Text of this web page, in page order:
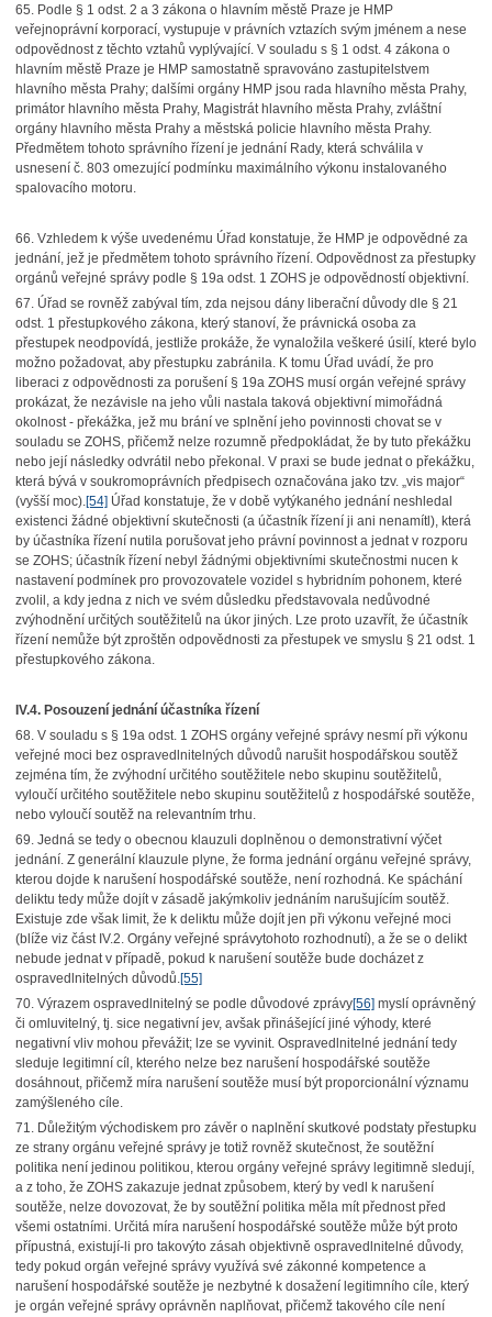
65. Podle § 1 odst. 2 a 3 zákona o hlavním městě Praze je HMP
veřejnoprávní korporací, vystupuje v právních vztazích svým jménem a nese
odpovědnost z těchto vztahů vyplývající. V souladu s § 1 odst. 4 zákona o
hlavním městě Praze je HMP samostatně spravováno zastupitelstvem
hlavního města Prahy; dalšími orgány HMP jsou rada hlavního města Prahy,
primátor hlavního města Prahy, Magistrát hlavního města Prahy, zvláštní
orgány hlavního města Prahy a městská policie hlavního města Prahy.
Předmětem tohoto správního řízení je jednání Rady, která schválila v
usnesení č. 803 omezující podmínku maximálního výkonu instalovaného
spalovacího motoru.
66. Vzhledem k výše uvedenému Úřad konstatuje, že HMP je odpovědné za
jednání, jež je předmětem tohoto správního řízení. Odpovědnost za přestupky
orgánů veřejné správy podle § 19a odst. 1 ZOHS je odpovědností objektivní.
67. Úřad se rovněž zabýval tím, zda nejsou dány liberační důvody dle § 21
odst. 1 přestupkového zákona, který stanoví, že právnická osoba za
přestupek neodpovídá, jestliže prokáže, že vynaložila veškeré úsilí, které bylo
možno požadovat, aby přestupku zabránila. K tomu Úřad uvádí, že pro
liberaci z odpovědnosti za porušení § 19a ZOHS musí orgán veřejné správy
prokázat, že nezávisle na jeho vůli nastala taková objektivní mimořádná
okolnost - překážka, jež mu brání ve splnění jeho povinnosti chovat se v
souladu se ZOHS, přičemž nelze rozumně předpokládat, že by tuto překážku
nebo její následky odvrátil nebo překonal. V praxi se bude jednat o překážku,
která bývá v soukromoprávních předpisech označována jako tzv. „vis major“
(vyšší moc).[54] Úřad konstatuje, že v době vytýkaného jednání neshledal
existenci žádné objektivní skutečnosti (a účastník řízení ji ani nenamítl), která
by účastníka řízení nutila porušovat jeho právní povinnost a jednat v rozporu
se ZOHS; účastník řízení nebyl žádnými objektivními skutečnostmi nucen k
nastavení podmínek pro provozovatele vozidel s hybridním pohonem, které
zvolil, a kdy jedna z nich ve svém důsledku představovala nedůvodné
zvýhodnění určitých soutěžitelů na úkor jiných. Lze proto uzavřít, že účastník
řízení nemůže být zproštěn odpovědnosti za přestupek ve smyslu § 21 odst. 1
přestupkového zákona.
IV.4. Posouzení jednání účastníka řízení
68. V souladu s § 19a odst. 1 ZOHS orgány veřejné správy nesmí při výkonu
veřejné moci bez ospravedlnitelných důvodů narušit hospodářskou soutěž
zejména tím, že zvýhodní určitého soutěžitele nebo skupinu soutěžitelů,
vyloučí určitého soutěžitele nebo skupinu soutěžitelů z hospodářské soutěže,
nebo vyloučí soutěž na relevantním trhu.
69. Jedná se tedy o obecnou klauzuli doplněnou o demonstrativní výčet
jednání. Z generální klauzule plyne, že forma jednání orgánu veřejné správy,
kterou dojde k narušení hospodářské soutěže, není rozhodná. Ke spáchání
deliktu tedy může dojít v zásadě jakýmkoliv jednáním narušujícím soutěž.
Existuje zde však limit, že k deliktu může dojít jen při výkonu veřejné moci
(blíže viz část IV.2. Orgány veřejné správytohoto rozhodnutí), a že se o delikt
nebude jednat v případě, pokud k narušení soutěže bude docházet z
ospravedlnitelných důvodů.[55]
70. Výrazem ospravedlnitelný se podle důvodové zprávy[56] myslí oprávněný
či omluvitelný, tj. sice negativní jev, avšak přinášející jiné výhody, které
negativní vliv mohou převážit; lze se vyvinit. Ospravedlnitelné jednání tedy
sleduje legitimní cíl, kterého nelze bez narušení hospodářské soutěže
dosáhnout, přičemž míra narušení soutěže musí být proporcionální významu
zamýšleného cíle.
71. Důležitým východiskem pro závěr o naplnění skutkové podstaty přestupku
ze strany orgánu veřejné správy je totiž rovněž skutečnost, že soutěžní
politika není jedinou politikou, kterou orgány veřejné správy legitimně sledují,
a z toho, že ZOHS zakazuje jednat způsobem, který by vedl k narušení
soutěže, nelze dovozovat, že by soutěžní politika měla mít přednost před
všemi ostatními. Určitá míra narušení hospodářské soutěže může být proto
přípustná, existují-li pro takovýto zásah objektivně ospravedlnitelné důvody,
tedy pokud orgán veřejné správy využívá své zákonné kompetence a
narušení hospodářské soutěže je nezbytné k dosažení legitimního cíle, který
je orgán veřejné správy oprávněn naplňovat, přičemž takového cíle není